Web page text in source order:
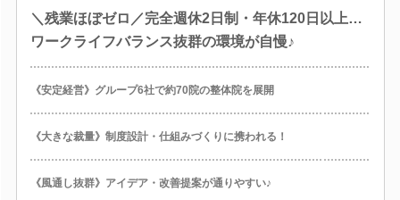
＼残業ほぼゼロ／完全週休2日制・年休120日以上…
ワークライフバランス抜群の環境が自慢♪
《安定経営》グループ6社で約70院の整体院を展開
《大きな裁量》制度設計・仕組みづくりに携われる！
《風通し抜群》アイデア・改善提案が通りやすい♪